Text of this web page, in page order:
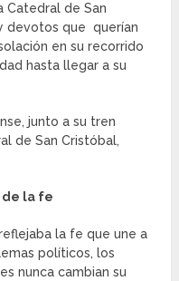
Catedral de San
devotos que querían
en su recorrido
hasta llegar a su
junto a su tren
de San Cristóbal,
de la fe
la fe que une a
políticos, los
nunca cambian su